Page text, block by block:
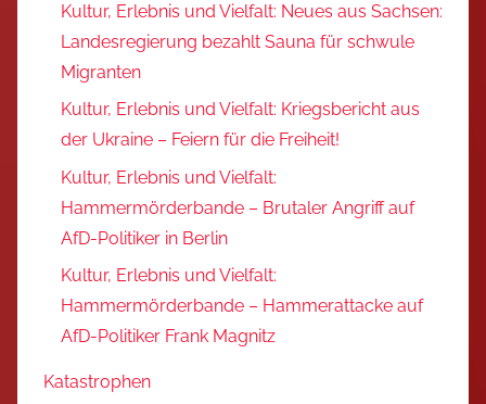
Kultur, Erlebnis und Vielfalt: Neues aus Sachsen:
Landesregierung bezahlt Sauna für schwule
Migranten
Kultur, Erlebnis und Vielfalt: Kriegsbericht aus
der Ukraine – Feiern für die Freiheit!
Kultur, Erlebnis und Vielfalt:
Hammermörderbande – Brutaler Angriff auf
AfD-Politiker in Berlin
Kultur, Erlebnis und Vielfalt:
Hammermörderbande – Hammerattacke auf
AfD-Politiker Frank Magnitz
Katastrophen